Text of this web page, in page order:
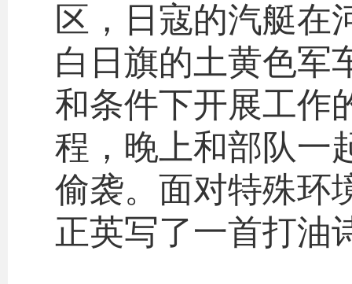
区，日寇的汽艇在
白日旗的土黄色军
和条件下开展工作
程，晚上和部队一
偷袭。面对特殊环
正英写了一首打油